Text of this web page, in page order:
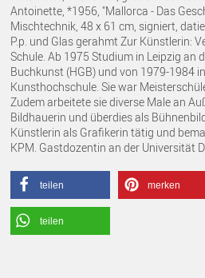
Antoinette, *1956, "Mallorca - Das
Mischtechnik, 48 x 61 cm, signiert,
P.p. und Glas gerahmt Zur Künstlerin:
Schule. Ab 1975 Studium in Leipzig an
Buchkunst (HGB) und von 1979-1984
Kunsthochschule. Sie war
Zudem arbeitete sie diverse Male an
Bildhauerin und überdies als
Künstlerin als Grafikerin tätig und
KPM. Gastdozentin an der Universität
teilen merken
teilen